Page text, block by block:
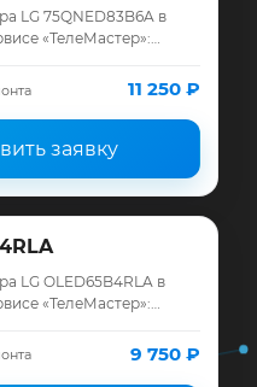
LG 75QNED83B6A в
«ТелеМастер»:
до 12 месяцев.11 250 ₽
заявку
LG OLED65B4RLA в
«ТелеМастер»:
до 12 месяцев.9 750 ₽